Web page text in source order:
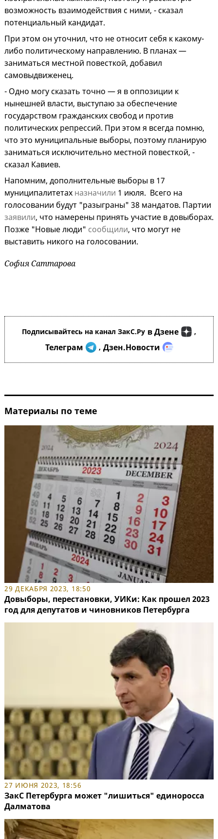
возможность взаимодействия с ними, - сказал
потенциальный кандидат.
При этом он уточнил, что не относит себя к какому-
либо политическому направлению. В планах —
заниматься местной повесткой, добавил
самовыдвиженец.
- Одно могу сказать точно — я в оппозиции к
нынешней власти, выступаю за обеспечение
государством гражданских свобод и против
политических репрессий. При этом я всегда помню,
что это муниципальные выборы, поэтому планирую
заниматься исключительно местной повесткой, -
сказал Кавиев.
Напомним, дополнительные выборы в 17
муниципалитетах назначили 1 июля. Всего на
голосовании будут "разыграны" 38 мандатов. Партии
заявили, что намерены принять участие в довыборах.
Позже "Новые люди" сообщили, что могут не
выставить никого на голосовании.
София Саттарова
Подписывайтесь на канал ЗакС.Ру в Дзене ,
Телеграм , Дзен.Новости
Материалы по теме
29 ДЕКАБРЯ 2023, 18:50
Довыборы, перестановки, УИКи: Как прошел 2023
год для депутатов и чиновников Петербурга
27 ИЮНЯ 2023, 18:56
ЗакС Петербурга может "лишиться" единоросса
Далматова